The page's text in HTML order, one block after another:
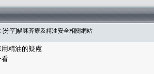
[分享]貓咪芳療及精油安全相關網站
精油的疑慮
看